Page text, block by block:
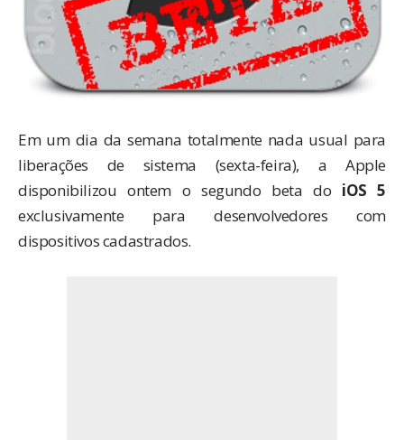
Em um dia da semana totalmente nada usual para
liberações de sistema (sexta-feira), a Apple
disponibilizou ontem o segundo beta do iOS 5
exclusivamente para desenvolvedores com
dispositivos cadastrados.